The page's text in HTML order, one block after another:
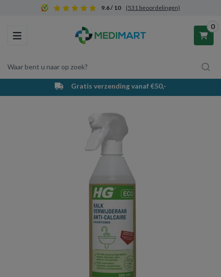
9.6 / 10 (531 beoordelingen)
Toggle navigation
Waar bent u naar op zoek?
0
Winkelwagen
Uw winkelwagen is leeg.
Vul hem met producten.
Gratis verzending vanaf €50,-